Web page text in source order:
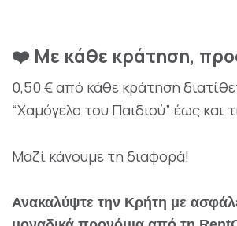
❤️ Με κάθε κράτηση,
0,50 € από κάθε κράτηση
“Χαμόγελο του Παιδιού” έως και
Μαζί κάνουμε τη διαφορά!
Ανακαλύψτε την Κρήτη με